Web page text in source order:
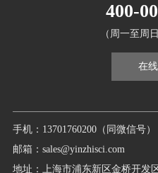
手机：13701760200（同微信号）
邮箱：sales@yinzhisci.com
地址：上海市浦东新区金桥开发
400-
（周一至周
在